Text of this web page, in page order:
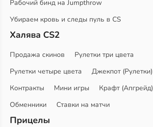
Рабочий бинд на Jumpthrow
Убираем кровь и следы пуль в CS
Халява CS2
Продажа скинов
Рулетки три цвета
Рулетки четыре цвета
Джекпот (Рулетки)
Контракты
Мини игры Крафт (Апгрейд)
Обменники
Ставки на матчи
Прицелы